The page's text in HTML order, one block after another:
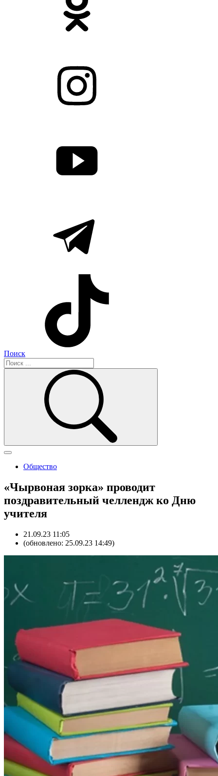
Поиск
Общество
«Чырвоная зорка» проводит
поздравительный челлендж ко Дню
учителя
21.09.23 11:05
(обновлено: 25.09.23 14:49)